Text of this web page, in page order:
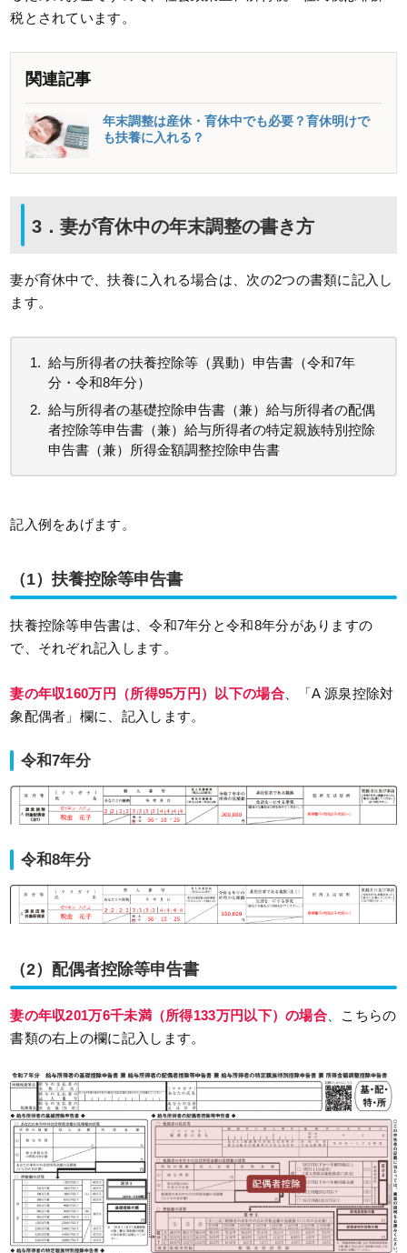
税とされています。
関連記事
年末調整は産休・育休中でも必要？育休明けで
も扶養に入れる？
3．妻が育休中の年末調整の書き方
妻が育休中で、扶養に入れる場合は、次の2つの書類に記入し
ます。
給与所得者の扶養控除等（異動）申告書（令和7年
分・令和8年分）
給与所得者の基礎控除申告書（兼）給与所得者の配偶
者控除等申告書（兼）給与所得者の特定親族特別控除
申告書（兼）所得金額調整控除申告書
記入例をあげます。
（1）扶養控除等申告書
扶養控除等申告書は、令和7年分と令和8年分がありますの
で、それぞれ記入します。
妻の年収160万円（所得95万円）以下の場合、「A 源泉控除対
象配偶者」欄に、記入します。
令和7年分
令和8年分
（2）配偶者控除等申告書
妻の年収201万6千未満（所得133万円以下）の場合 、こちらの
書類の右上の欄に記入します。